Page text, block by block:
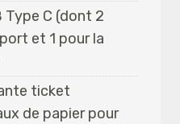
Type C (dont 2
et 1 pour la
ticket
de papier pour